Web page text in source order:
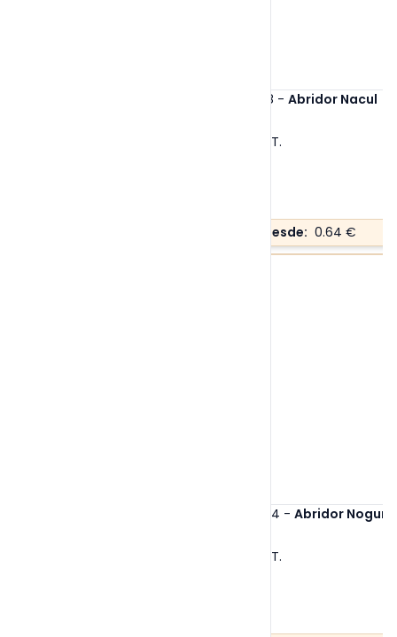
Ref. 6478 - Abridor Nacul
S/T.
Precio desde: 0.64 €
Ref. 20584 - Abridor Nogurix
S/T.